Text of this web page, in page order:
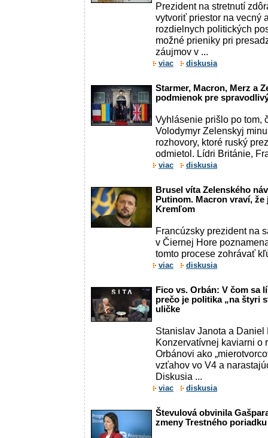
Prezident na stretnutí
vytvoriť priestor na vecný
rozdielnych politických
možné prieniky pri
záujmov v ...
viac diskusia
Starmer, Macron, Merz a
podmienok pre
Vyhlásenie prišlo po tom,
Volodymyr Zelenskyj
rozhovory, ktoré ruský
odmietol. Lídri Británie,
viac diskusia
Brusel víta Zelenského
Putinom. Macron vraví,
Kremľom
Francúzsky prezident na
v Čiernej Hore
tomto procese zohrávať
viac diskusia
Fico vs. Orbán: V čom sa
prečo je politika „na štyri
uličke
Stanislav Janota a Daniel
Konzervatívnej kaviarni o
Orbánovi ako
vzťahov vo V4 a
Diskusia ...
viac diskusia
Števulová obvinila
zmeny Trestného